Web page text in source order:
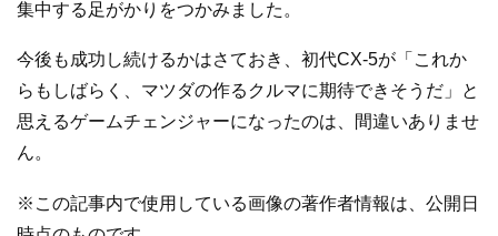
集中する足がかりをつかみました。
今後も成功し続けるかはさておき、初代CX-5が「これか
らもしばらく、マツダの作るクルマに期待できそうだ」と
思えるゲームチェンジャーになったのは、間違いありませ
ん。
※この記事内で使用している画像の著作者情報は、公開日